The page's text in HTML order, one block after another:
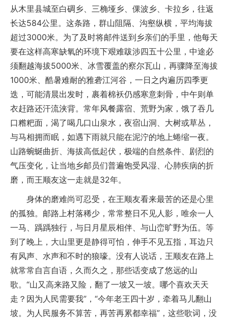
从木里县城至白碉乡、三桷垭乡、倮波乡、卡拉乡，往返
长达584公里。这条路，群山阻隔、沟壑纵横，平均海拔
超过3000米。为了及时将邮件送到乡亲们的手里，他每天
要在这样高寒缺氧的环境下艰难跋涉四五十公里，中途必
须翻越海拔5000米、冰雪覆盖的察尔瓦山，再骤降至海拔
1000米、酷暑难耐的雅砻江河谷，一日之内遍历四季更
迭，可能清晨出发时，裹着棉袄仍感寒意刺骨，中午则单
衣赶路还汗流浃背。常年风餐露宿、荒野为家，饿了吞几
口糌粑面，渴了喝几口山泉水，夜宿山洞、大树或草丛，
与马相拥而眠，如遇下雨就只能在泥泞的地上蜷缩一夜。
山路蜿蜒曲折、海拔高低起伏，极端的自然条件、剧烈的
气压变化，让当地乡邮员们普遍饱受风湿、心肺疾病的折
磨，而王顺友这一走就是32年。
身体的磨难尚可忍受，在王顺友看来最苦的还是心里
的孤独。邮路上村落稀少，常常整日不见人影，唯余一人
一马、踽踽独行，与日月星辰相伴、与山峦旷野为伍。等
到了晚上，大山里更是静得可怕，伸手不见五指，耳边只
有风声、水声和不时的狼嚎。没有人说话，王顺友在路上
就常常自言自语，久而久之，那些话变成了悠远的山
歌。“山又高来路又险，翻了一坡又一坡。哪个喜欢天天
走？因为人民需要我”，“今年老王四十岁，牵着马儿翻山
坡。为人民服务不算苦，再苦再累都幸福”，这些歌词，没